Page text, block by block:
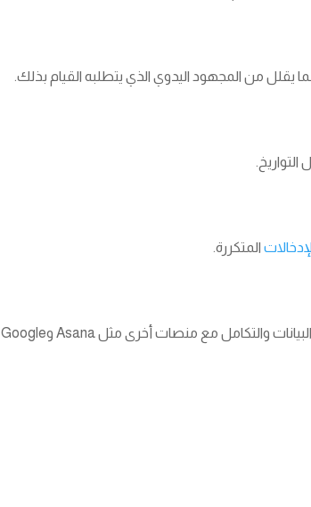
يقلل من المجهود اليدوي الذي يتطلبه القيام بذلك.
المتكررة.
أداة إدارة سير العمل بدون تعليمات، وهي برمجية تعمل على أتمتة تصدير البيانات والتكامل مع منصات أخرى مثل Asana وGoogle